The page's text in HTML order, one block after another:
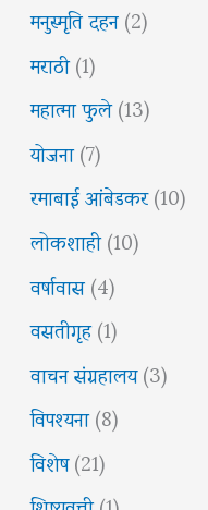
मनुस्मृति दहन(2)
मराठी(1)
महात्मा फुले(13)
योजना(7)
रमाबाई आंबेडकर(10)
लोकशाही(10)
वर्षावास(4)
वसतीगृह(1)
वाचन संग्रहालय(3)
विपश्यना(8)
विशेष(21)